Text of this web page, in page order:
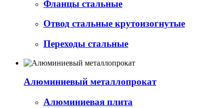
Фланцы стальные
Отвод стальные крутоизогнутые
Переходы стальные
Алюминиевый металлопрокат
Алюминиевая плита